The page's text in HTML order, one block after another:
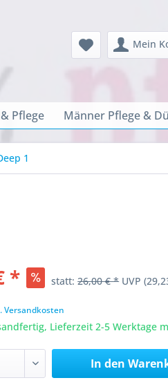
Mein
Pflege Männer Pflege &
1
* statt:26,00 € *UVP
Versandkosten
Lieferzeit 2-5 Werktage
In den